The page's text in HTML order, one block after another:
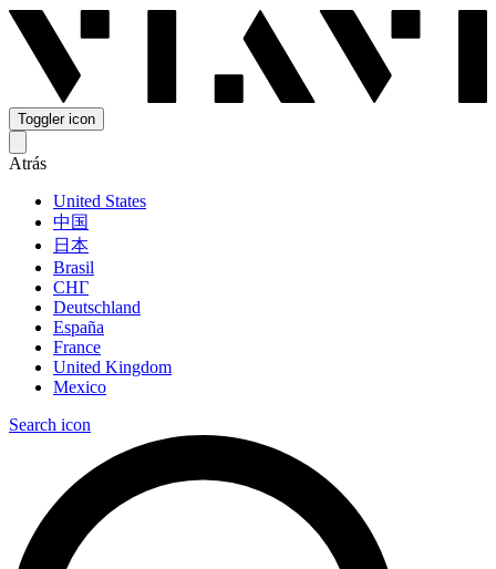
Toggler icon
Atrás
United States
中国
日本
Brasil
СНГ
Deutschland
España
France
United Kingdom
Mexico
Search icon